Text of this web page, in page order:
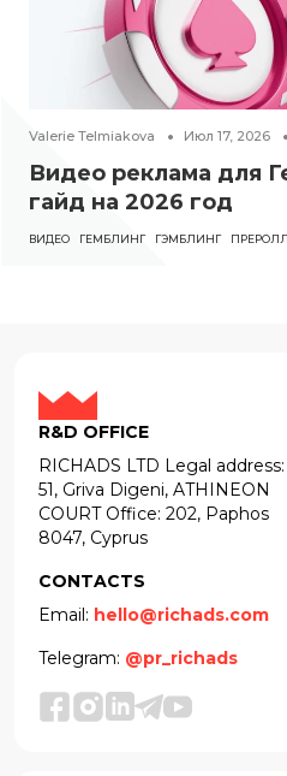
Valerie Telmiakova Июл 17, 2026
Видео реклама для
гайд на 2026 год
ВИДЕО ГЕМБЛИНГ ГЭМБЛИНГ ПРЕРОЛЛ
R&D OFFICE
RICHADS LTD Legal address:
51, Griva Digeni, ATHINEON
COURT Office: 202, Paphos
8047, Cyprus
CONTACTS
Email: hello@richads.com
Telegram: @pr_richads